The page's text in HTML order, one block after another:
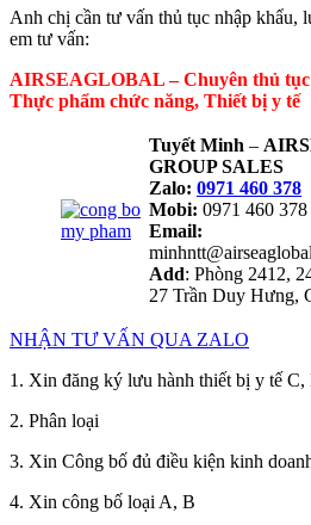
Anh chị cần tư vấn thủ tục nhập khẩu,
em tư vấn:
AIRSEAGLOBAL – Chuyên thủ
Thực phẩm chức năng, Thiết bị y tế
Tuyết Minh –
GROUP SALES
Zalo: 0971 460 378
Mobi: 0971 460 378
Email:
Add: Phòng 2412,
27 Trần Duy Hưng,
NHẬN TƯ VẤN QUA ZALO
1. Xin đăng ký lưu hành thiết bị y tế C,
2. Phân loại
3. Xin Công bố đủ điều kiện kinh
4. Xin công bố loại A, B